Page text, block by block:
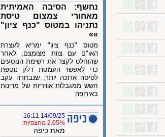
נחשף: הסיבה האמיתית
מאחורי צמצום טיסת
נתניהו במטוס "כנף ציון"
»»
מטוס "כנף ציון" ימריא לעצרת
האו"ם עם צוות מצומצם, לאחר
שהוחלט לקצר את רשימת הנוסעים
כדי לאפשר העמסת דלק נוספת
לטיסה ארוכה יותר, שנבחרה עקב
חשש ממגבלות אוויריות של מדינות
באירופה
14/09/25 16:11
2.05% מהצפיות
מאת כיפה